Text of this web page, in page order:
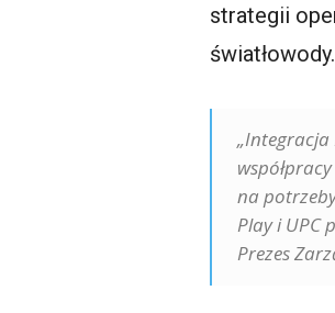
strategii
„Integracja
na
Play i UPC
Prezes